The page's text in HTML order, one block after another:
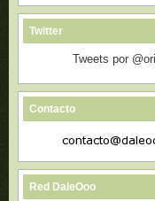
Twitter
Tweets por
Contacto
Red DaleOoo